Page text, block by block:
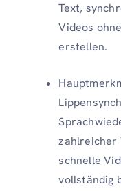
Text,
Videos
erstellen.
zahlreicher
schnelle
vollständig